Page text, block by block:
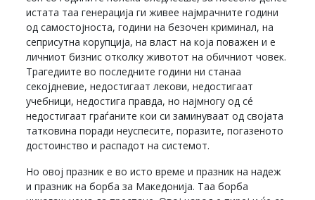
истата таа генерација ги живее најмрачните години
од самостојноста, години на безочен криминал, на
сеприсутна корупција, на власт на која поважен и е
личниот бизнис отколку животот на обичниот човек.
Трагедиите во последните години ни станаа
секојдневие, недостигаат лекови, недостигаат
учебници, недостига правда, но најмногу од сé
недостигаат граѓаните кои си заминуваат од својата
татковина поради неуспесите, поразите, погазеното
достоинство и распадот на системот.
Но овој празник е во исто време и празник на надеж
и празник на борба за Македонија. Таа борба